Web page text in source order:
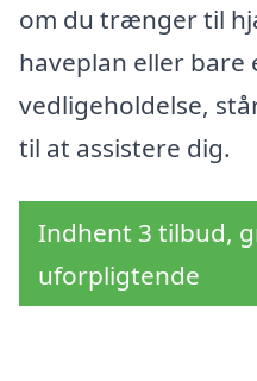
om du trænger til
haveplan eller
vedligeholdelse,
til at assistere dig.
Indhent 3 tilbud,
uforpligtende